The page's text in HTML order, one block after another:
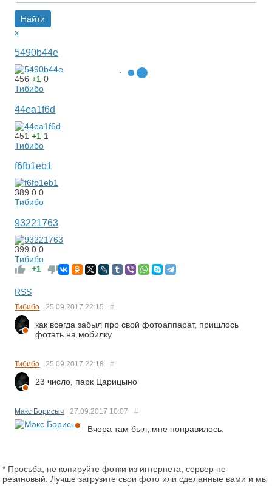
x
5490b44e
456+10
Тибибо
44ea1f6d
451+1 1
Тибибо
f6fb1eb1
38900
Тибибо
93221763
39900
Тибибо
+1
RSS
Тибибо 25.09.2017 22:15 #
как всегда забыл про свой фотоаппарат, пришлось
фотать на мобилку
Тибибо 25.09.2017 22:18 #
23 число, парк Царицыно
Макс Борисыч 27.09.2017 10:07 #
Вчера там был, мне понравилось.
* Просьба, не копируйте фотки из интернета, сервер не
резиновый. Лучше загрузите свои фото или сделанные вами и мы